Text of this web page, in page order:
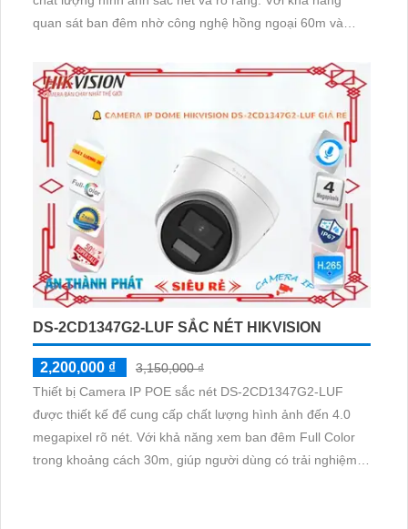
quan sát ban đêm nhờ công nghệ hồng ngoại 60m và
Thiết bị được trang bị công nghệ IP tiên tiến, SMD camera
xưởng sản xuất, thân kim loại bền bỉ và chất lượng
DS-2CD1347G2-LUF SẮC NÉT HIKVISION
2,200,000 ₫
3,150,000 ₫
Thiết bị Camera IP POE sắc nét DS-2CD1347G2-LUF
được thiết kế để cung cấp chất lượng hình ảnh đến 4.0
megapixel rõ nét. Với khả năng xem ban đêm Full Color
trong khoảng cách 30m, giúp người dùng có trải nghiệm